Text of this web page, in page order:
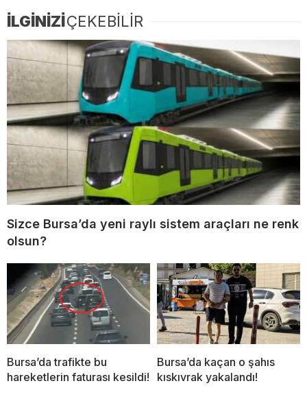
İLGİNİZİÇEKEBİLİR
Sizce Bursa’da yeni raylı sistem araçları ne renk
olsun?
Bursa’da trafikte bu
hareketlerin faturası kesildi!
Bursa’da kaçan o şahıs
kıskıvrak yakalandı!